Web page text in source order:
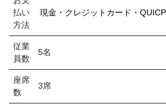
払い
方法
現金・クレジットカード・
従業
員数
5名
座席
数
3席